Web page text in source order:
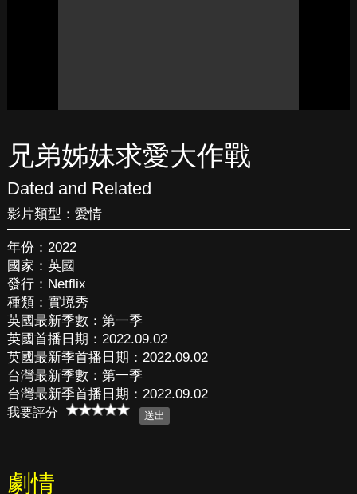
兄弟姊妹求愛大作戰
Dated and Related
影片類型： 愛情
年份：2022
國家：英國
發行：Netflix
種類：實境秀
英國最新季數：第一季
英國首播日期：2022.09.02
英國最新季首播日期：2022.09.02
台灣最新季數：第一季
台灣最新季首播日期：2022.09.02
我要評分
劇情